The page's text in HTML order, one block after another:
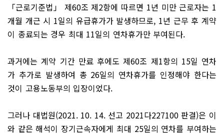
「근로기준법」 제60조 제2항에 따르면 1년 미만 근로자는 1
개월 개근 시 1일의 유급휴가가 발생하므로, 1년 근무 후 계약
이 종료되는 경우 최대 11일의 연차휴가만 부여된다.
과거에는 계약 기간 만료 후에도 제60조 제1항의 15일 연차
가 추가로 발생하여 총 26일의 연차휴가를 인정해야 한다는
것이 고용노동부의 입장이었다.
그러나 대법원(2021. 10. 14. 선고 2021다227100 판결)은 이
와 같은 해석이 장기근속자에게 최대 25일의 연차를 부여하는